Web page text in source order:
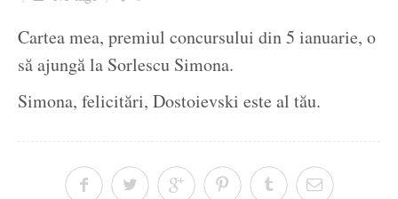
Cartea mea, premiul concursului din 5 ianuarie, o
să ajungă la Sorlescu Simona.
Simona, felicitări, Dostoievski este al tău.